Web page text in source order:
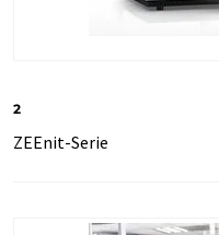
2
ZEEnit-Serie